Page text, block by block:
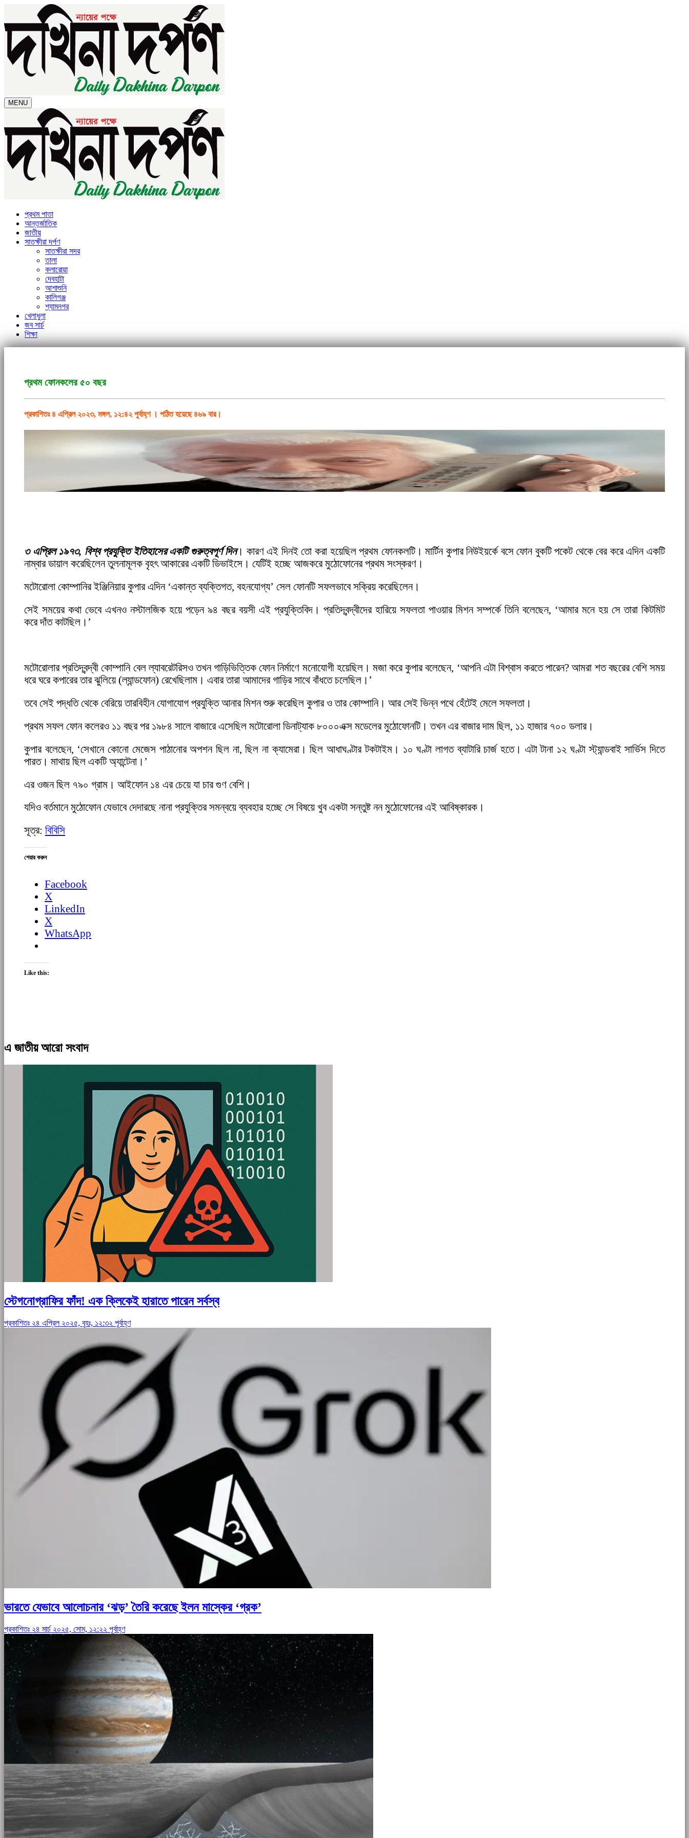
MENU
প্রথম পাতা
আন্তর্জাতিক
জাতীয়
সাতক্ষীরা দর্পণ
সাতক্ষীরা সদর
তালা
কলারোয়া
দেবহাটা
আশাশুনি
কালিগঞ্জ
শ্যামনগর
খেলাধুলা
জব সার্চ
শিক্ষা
প্রথম ফোনকলের ৫০ বছর
প্রকাশিতঃ ৪ এপ্রিল ২০২৩, মঙ্গল, ১২:৪২ পূর্বাহ্ণ । পঠিত হয়েছে ৪৬৯ বার।
৩ এপ্রিল ১৯৭৩, বিশ্ব প্রযুক্তি ইতিহাসের একটি গুরুত্বপূর্ণ দিন। কারণ এই দিনই তো করা হয়েছিল প্রথম ফোনকলটি। মার্টিন কুপার নিউইয়র্কে বসে ফোন বুকটি পকেট থেকে বের করে এদিন একটি
নাম্বার ডায়াল করেছিলেন তুলনামূলক বৃহৎ আকারের একটি ডিভাইসে। যেটিই হচ্ছে আজকরে মুঠোফোনের প্রথম সংস্করণ।
মটোরোলা কোম্পানির ইঞ্জিনিয়ার কুপার এদিন ‌‌‘একান্ত ব্যক্তিগত, বহনযোগ্য’ সেল ফোনটি সফলভাবে সক্রিয় করেছিলেন।
সেই সময়ের কথা ভেবে এখনও নস্টালজিক হয়ে পড়েন ৯৪ বছর বয়সী এই প্রযুক্তিবিদ। প্রতিদ্বন্দ্বীদের হারিয়ে সফলতা পাওয়ার মিশন সম্পর্কে তিনি বলেছেন, ‘আমার মনে হয় সে তারা কিটমিট
করে দাঁত কাটছিল।’
মটোরোলার প্রতিদ্বন্দ্বী কোম্পানি বেল ল্যাবরেটরিসও তখন গাড়িভিত্তিক ফোন নির্মাণে মনোযোগী হয়েছিল। মজা করে কুপার বলেছেন, ‘আপনি এটা বিশ্বাস করতে পারেন? আমরা শত বছরের বেশি সময়
ধরে ঘরে কপারের তার ঝুলিয়ে (ল্যান্ডফোন) রেখেছিলাম। এবার তারা আমাদের গাড়ির সাথে বাঁধতে চলেছিল।’
তবে সেই পদ্ধতি থেকে বেরিয়ে তারবিহীন যোগাযোগ প্রযুক্তি আনার মিশন শুরু করেছিল কুপার ও তার কোম্পানি। আর সেই ভিন্ন পথে হেঁটেই মেলে সফলতা।
প্রথম সফল ফোন কলেরও ১১ বছর পর ১৯৮৪ সালে বাজারে এসেছিল মটোরোলা ডিনাট্যাক ৮০০০এক্স মডেলের মুঠোফোনটি। তখন এর বাজার দাম ছিল, ১১ হাজার ৭০০ ডলার।
কুপার বলেছেন, ‘সেখানে কোনো মেজেস পাঠানোর অপশন ছিল না, ছিল না ক্যামেরা। ছিল আধাঘণ্টার টকটাইম। ১০ ঘণ্টা লাগত ব্যাটারি চার্জ হতে। এটা টানা ১২ ঘণ্টা স্ট্যান্ডবাই সার্ভিস দিতে
পারত। মাথায় ছিল একটি অ্যান্টেনা।’
এর ওজন ছিল ৭৯০ গ্রাম। আইফোন ১৪ এর চেয়ে যা চার গুণ বেশি।
যদিও বর্তমানে মুঠোফোন যেভাবে দেদারছে নানা প্রযুক্তির সমন্বয়ে ব্যবহার হচ্ছে সে বিষয়ে খুব একটা সন্তুষ্ট নন মুঠোফোনের এই আবিষ্কারক।
সূত্র: বিবিসি
শেয়ার করুন
Facebook
X
LinkedIn
X
WhatsApp
Like this:
এ জাতীয় আরো সংবাদ
স্টেগনোগ্রাফির ফাঁদ! এক ক্লিকেই হারাতে পারেন সর্বস্ব
প্রকাশিতঃ ২৪ এপ্রিল ২০২৫, বৃহঃ, ১২:৩২ পূর্বাহ্ণ
ভারতে যেভাবে আলোচনার ‘ঝড়’ তৈরি করেছে ইলন মাস্কের ‘গ্রক’
প্রকাশিতঃ ২৪ মার্চ ২০২৫, সোম, ১২:২২ পূর্বাহ্ণ